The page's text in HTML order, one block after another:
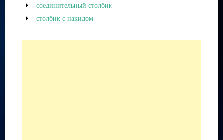
соединительный столбик
столбик с накидом